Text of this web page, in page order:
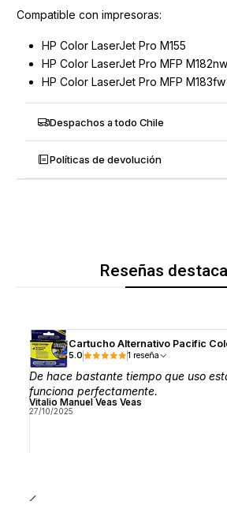
Compatible con impresoras:
HP Color LaserJet Pro M155
HP Color LaserJet Pro MFP M182nw
HP Color LaserJet Pro MFP M183fw
Despachos a todo Chile
Políticas de devolución
Reseñas
Cartucho Alternativo Pacific
5.0 1 reseña
De hace bastante tiempo que uso
funciona perfectamente.
Vitalio Manuel Veas Veas
27/10/2025